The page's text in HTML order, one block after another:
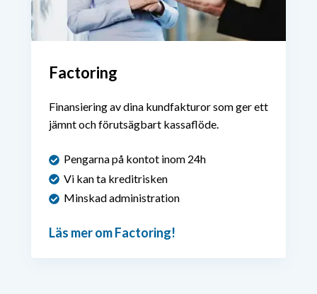
Factoring
Finansiering av dina kundfakturor som ger ett
jämnt och förutsägbart kassaflöde.
Pengarna på kontot inom 24h
Vi kan ta kreditrisken
Minskad administration
Läs mer om Factoring!